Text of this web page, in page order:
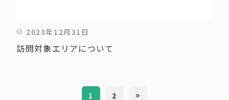
2023年12月31日
訪問対象エリアについて
1 2 »